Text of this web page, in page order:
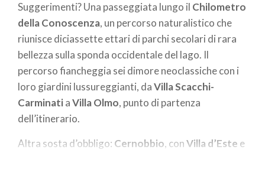
Suggerimenti? Una passeggiata lungo il Chilometro
della Conoscenza, un percorso naturalistico che
riunisce diciassette ettari di parchi secolari di rara
bellezza sulla sponda occidentale del lago. Il
percorso fiancheggia sei dimore neoclassiche con i
loro giardini lussureggianti, daVilla Scacchi-
CarminatiaVilla Olmo, punto di partenza
dell’itinerario.
Altra sosta d’obbligo: Cernobbio, conVilla d’Este e